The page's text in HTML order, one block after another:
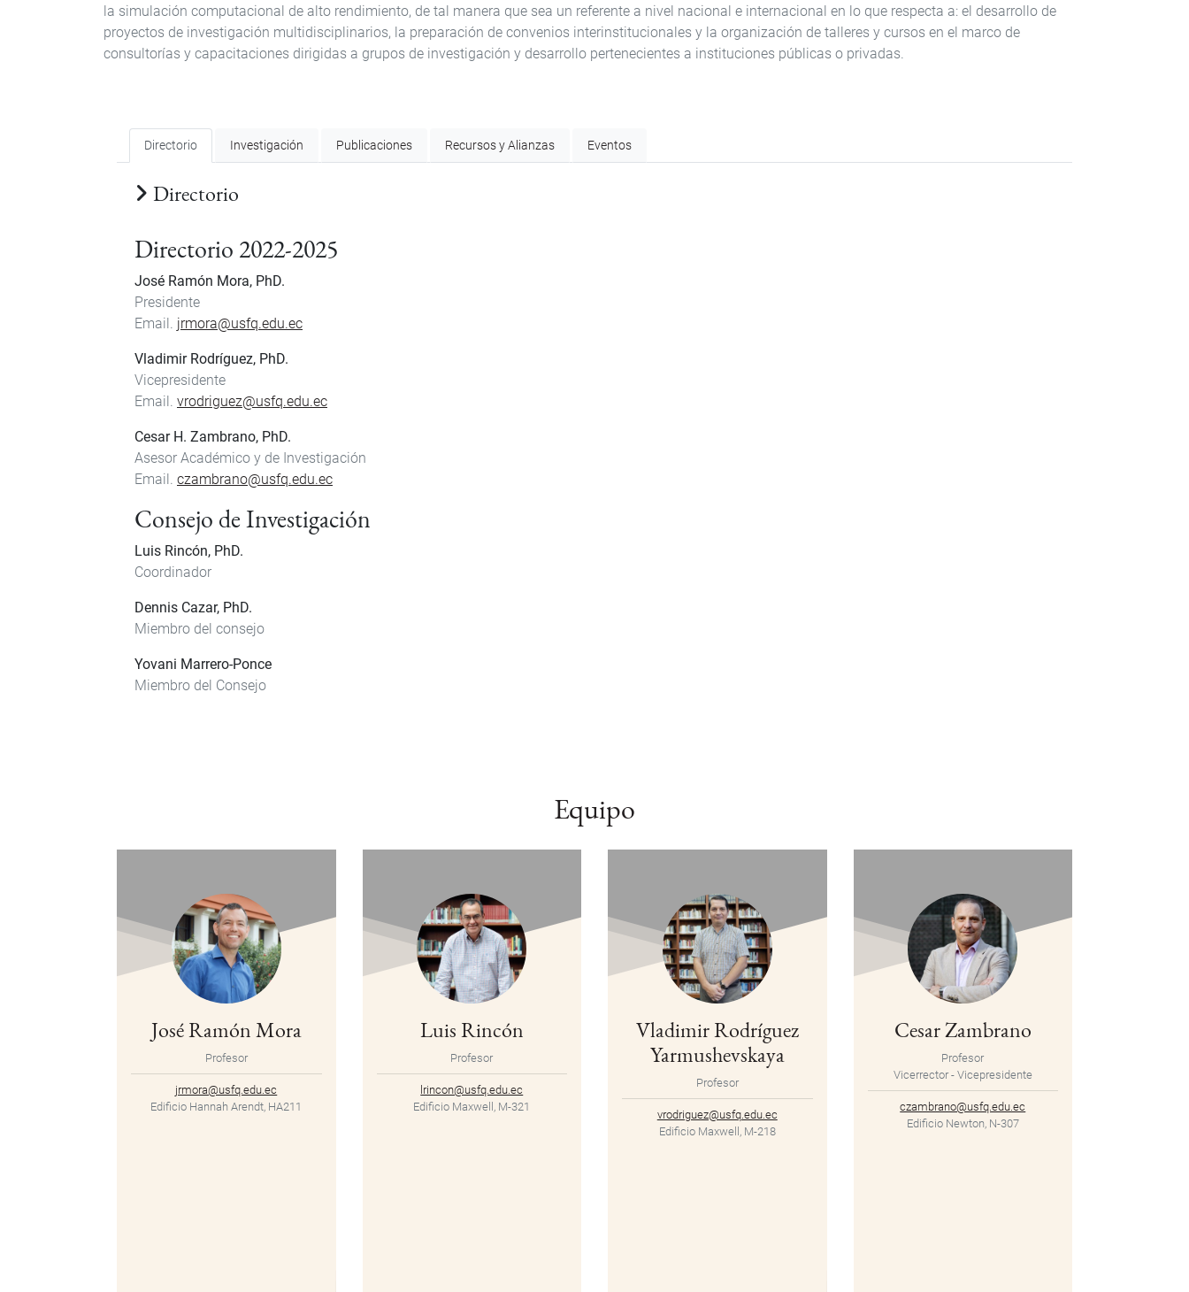
la simulación computacional de alto rendimiento, de tal manera que sea un referente a nivel nacional e internacional en lo que respecta a: el desarrollo de
proyectos de investigación multidisciplinarios, la preparación de convenios interinstitucionales y la organización de talleres y cursos en el marco de
consultorías y capacitaciones dirigidas a grupos de investigación y desarrollo pertenecientes a instituciones públicas o privadas.
Directorio Investigación Publicaciones Recursos y Alianzas Eventos
Directorio
Directorio 2022-2025
José Ramón Mora, PhD.
Presidente
Email. jrmora@usfq.edu.ec
Vladimir Rodríguez, PhD.
Vicepresidente
Email. vrodriguez@usfq.edu.ec
Cesar H. Zambrano, PhD.
Asesor Académico y de Investigación
Email. czambrano@usfq.edu.ec
Consejo de Investigación
Luis Rincón, PhD.
Coordinador
Dennis Cazar, PhD.
Miembro del consejo
Yovani Marrero-Ponce
Miembro del Consejo
Equipo
José Ramón Mora
Profesor
jrmora@usfq.edu.ec
Edificio Hannah Arendt, HA211
Luis Rincón
Profesor
lrincon@usfq.edu.ec
Edificio Maxwell, M-321
Vladimir Rodríguez
Yarmushevskaya
Profesor
vrodriguez@usfq.edu.ec
Edificio Maxwell, M-218
Cesar Zambrano
Profesor
Vicerrector - Vicepresidente
czambrano@usfq.edu.ec
Edificio Newton, N-307